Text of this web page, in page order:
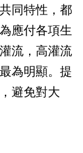
同特性，都
應付各項生
流，高灌流
為明顯。提
避免對大